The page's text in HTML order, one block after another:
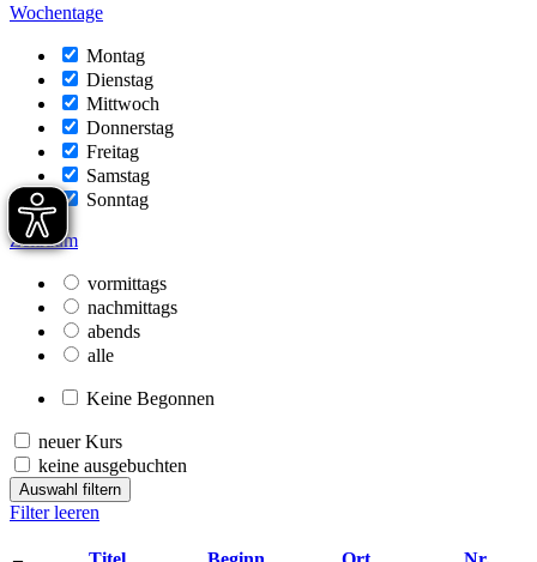
Wochentage
Montag
Dienstag
Mittwoch
Donnerstag
Freitag
Samstag
Sonntag
Zeitraum
vormittags
nachmittags
abends
alle
Keine Begonnen
neuer Kurs
keine ausgebuchten
Auswahl filtern
Filter leeren